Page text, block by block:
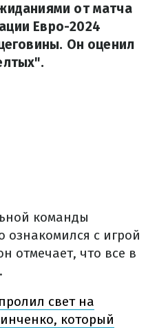
от матча
Евро-2024
Он оценил
команды
ознакомился с игрой
отмечает, что все в
свет на
который